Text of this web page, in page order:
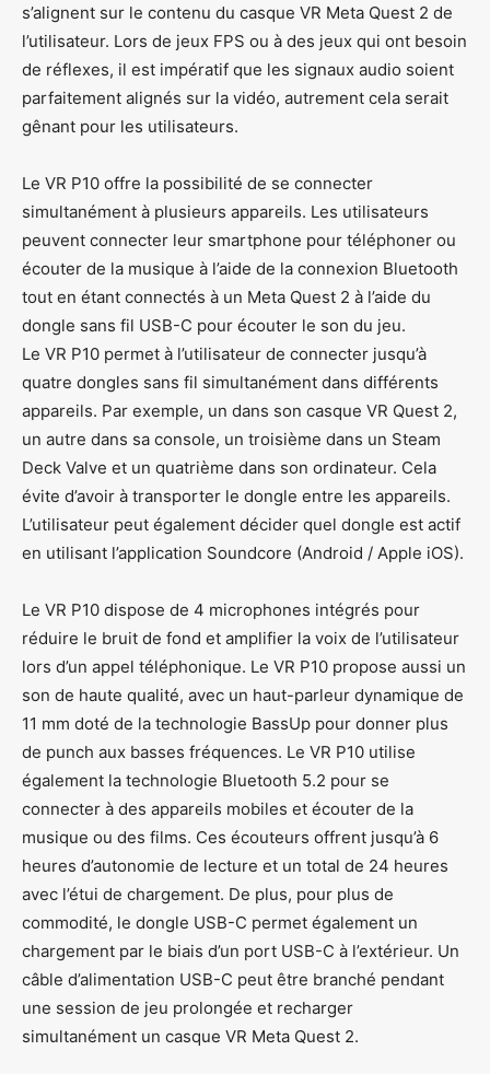
s’alignent sur le contenu du casque VR Meta Quest 2 de
l’utilisateur. Lors de jeux FPS ou à des jeux qui ont besoin
de réflexes, il est impératif que les signaux audio soient
parfaitement alignés sur la vidéo, autrement cela serait
gênant pour les utilisateurs.
Le VR P10 offre la possibilité de se connecter
simultanément à plusieurs appareils. Les utilisateurs
peuvent connecter leur smartphone pour téléphoner ou
écouter de la musique à l’aide de la connexion Bluetooth
tout en étant connectés à un Meta Quest 2 à l’aide du
dongle sans fil USB-C pour écouter le son du jeu.
Le VR P10 permet à l’utilisateur de connecter jusqu’à
quatre dongles sans fil simultanément dans différents
appareils. Par exemple, un dans son casque VR Quest 2,
un autre dans sa console, un troisième dans un Steam
Deck Valve et un quatrième dans son ordinateur. Cela
évite d’avoir à transporter le dongle entre les appareils.
L’utilisateur peut également décider quel dongle est actif
en utilisant l’application Soundcore (Android / Apple iOS).
Le VR P10 dispose de 4 microphones intégrés pour
réduire le bruit de fond et amplifier la voix de l’utilisateur
lors d’un appel téléphonique. Le VR P10 propose aussi un
son de haute qualité, avec un haut-parleur dynamique de
11 mm doté de la technologie BassUp pour donner plus
de punch aux basses fréquences. Le VR P10 utilise
également la technologie Bluetooth 5.2 pour se
connecter à des appareils mobiles et écouter de la
musique ou des films. Ces écouteurs offrent jusqu’à 6
heures d’autonomie de lecture et un total de 24 heures
avec l’étui de chargement. De plus, pour plus de
commodité, le dongle USB-C permet également un
chargement par le biais d’un port USB-C à l’extérieur. Un
câble d’alimentation USB-C peut être branché pendant
une session de jeu prolongée et recharger
simultanément un casque VR Meta Quest 2.